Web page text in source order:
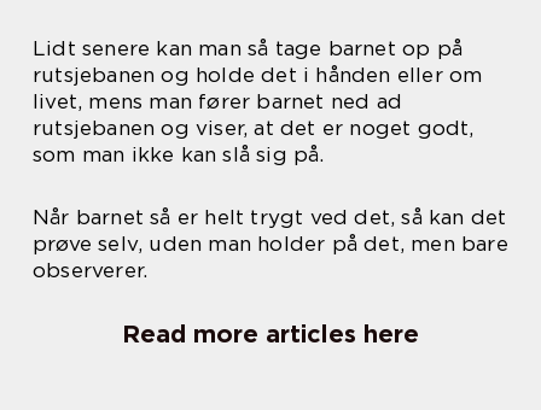
Lidt senere kan man så tage barnet op på
rutsjebanen og holde det i hånden eller om
livet, mens man fører barnet ned ad
rutsjebanen og viser, at det er noget godt,
som man ikke kan slå sig på.
Når barnet så er helt trygt ved det, så kan det
prøve selv, uden man holder på det, men bare
observerer.
Read more articles here